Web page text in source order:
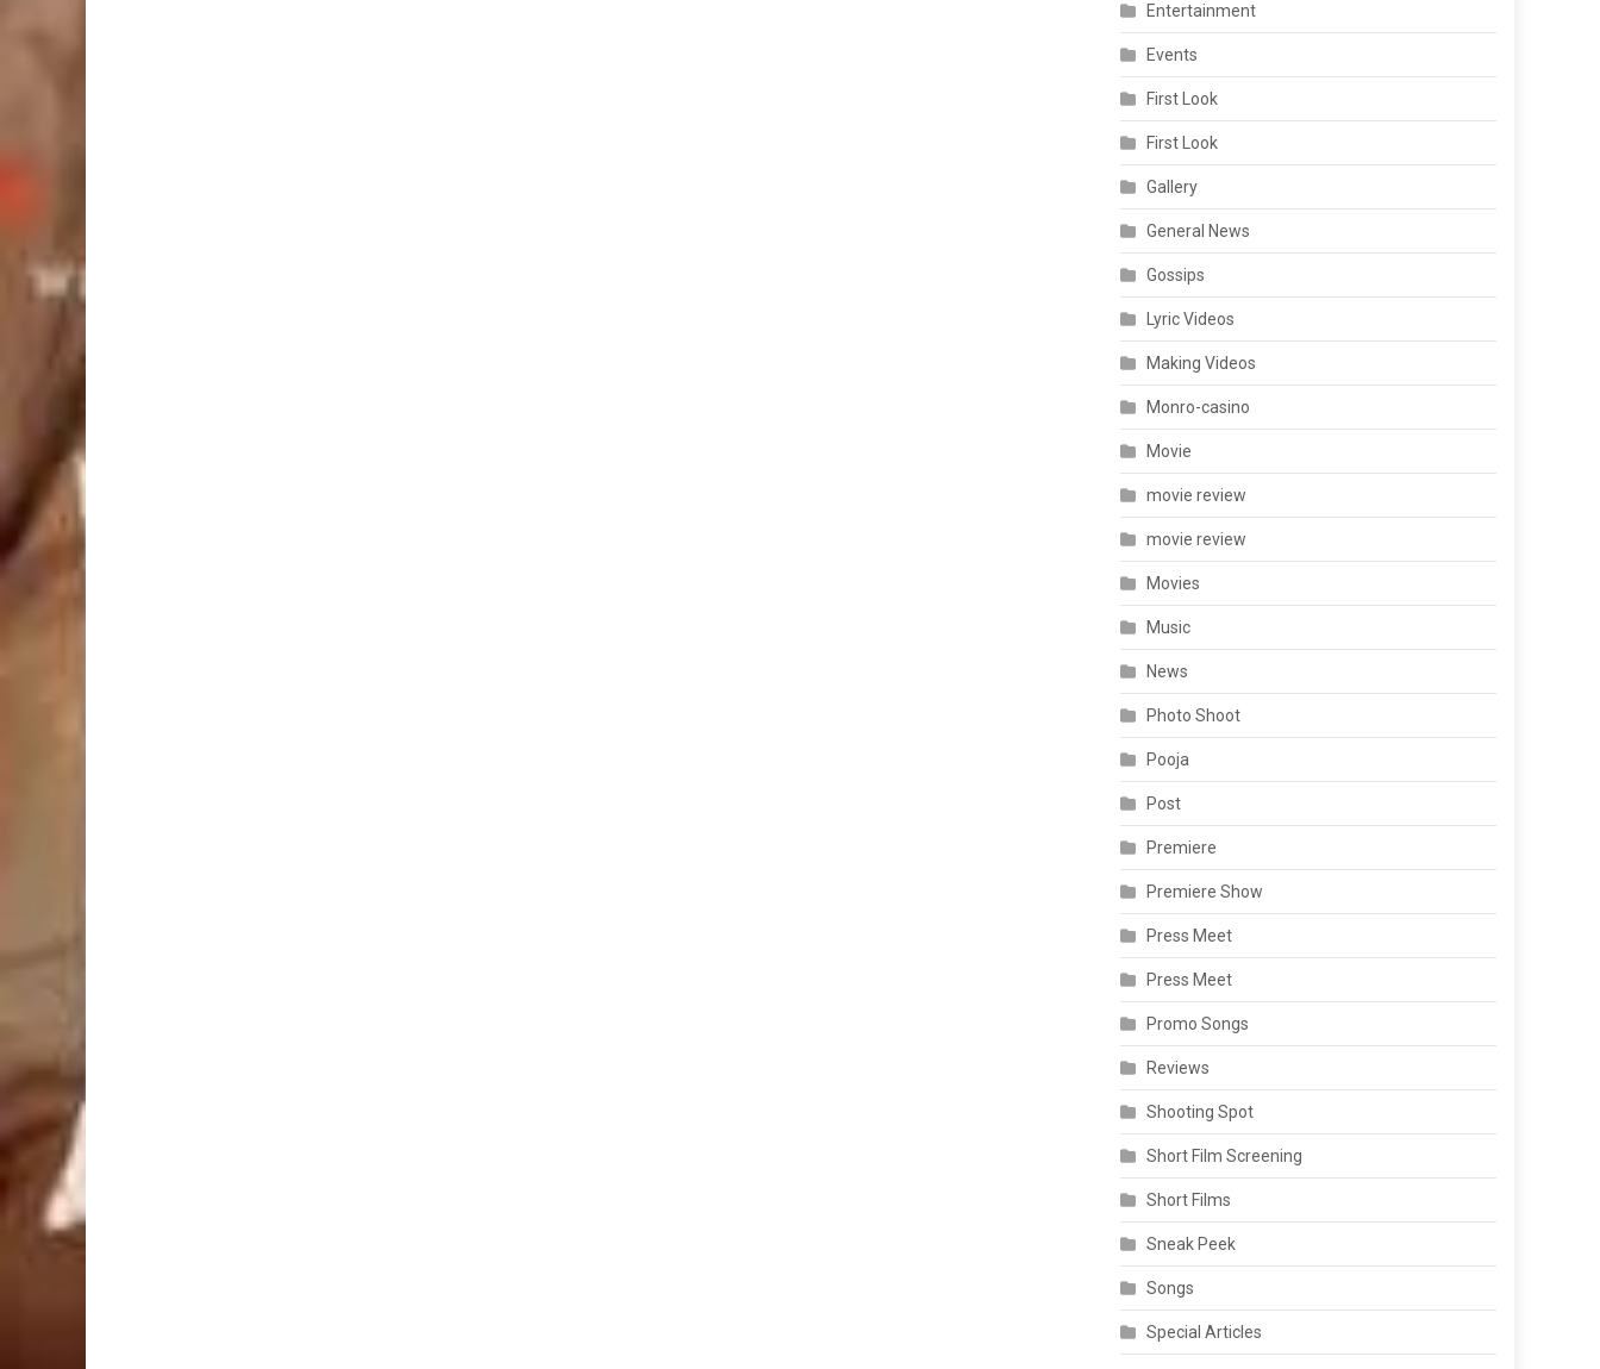
Entertainment
Events
First Look
First Look
Gallery
General News
Gossips
Lyric Videos
Making Videos
Monro-casino
Movie
movie review
movie review
Movies
Music
News
Photo Shoot
Pooja
Post
Premiere
Premiere Show
Press Meet
Press Meet
Promo Songs
Reviews
Shooting Spot
Short Film Screening
Short Films
Sneak Peek
Songs
Special Articles